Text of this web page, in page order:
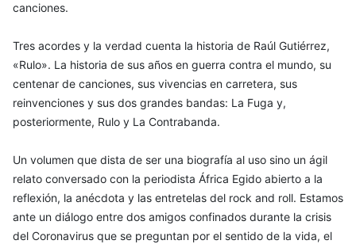
canciones.
Tres acordes y la verdad cuenta la historia de Raúl Gutiérrez,
«Rulo». La historia de sus años en guerra contra el mundo, su
centenar de canciones, sus vivencias en carretera, sus
reinvenciones y sus dos grandes bandas: La Fuga y,
posteriormente, Rulo y La Contrabanda.
Un volumen que dista de ser una biografía al uso sino un ágil
relato conversado con la periodista África Egido abierto a la
reflexión, la anécdota y las entretelas del rock and roll. Estamos
ante un diálogo entre dos amigos confinados durante la crisis
del Coronavirus que se preguntan por el sentido de la vida, el